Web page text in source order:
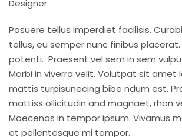
Designer
Posuere tellus imperdiet facilisis.
tellus, eu semper nunc finibus
potenti. Praesent vel sem in sem
Morbi in viverra velit. Volutpat sit amet
mattis turpisunecing bibe ndum est.
mattiss ollicitudin and magnaet, rhon
Maecenas in tempor ipsum. Vivamus
et pellentesque mi tempor.